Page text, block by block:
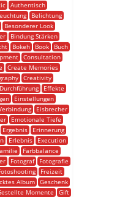
Authentisch
Belichtung
Besonderer Look
Bindung Stärken
Bokeh Book
Buch
Consultation
Create Memories
Creativity
Durchführung
Effekte
Einstellungen
Eisbrecher
Emotionale Tiefe
Ergebnis
Erinnerung
Erlebnis
Execution
Farbbalance
Fotograf
Fotografie
Freizeit
Album Geschenk
Momente
Gift